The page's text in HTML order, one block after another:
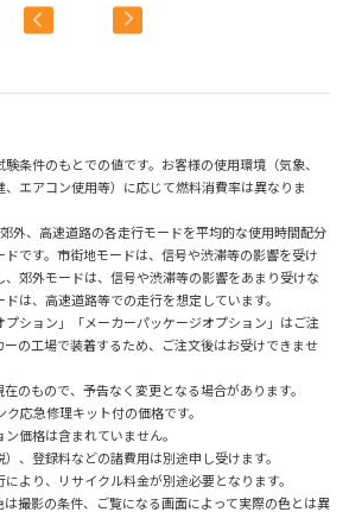
条件のもとでの値です。お客様の使用環境（気象、
エアコン使用等）に応じて燃料消費率は異なりま
外、高速道路の各走行モードを平均的な使用時間配分
です。市街地モードは、信号や渋滞等の影響を受け
郊外モードは、信号や渋滞等の影響をあまり受けな
は、高速道路等での走行を想定しています。
ション」「メーカーパッケージオプション」はご注
の工場で装着するため、ご注文後はお受けできませ
のもので、予告なく変更となる場合があります。
応急修理キット付の価格です。
価格は含まれていません。
、登録料などの諸費用は別途申し受けます。
より、リサイクル料金が別途必要となります。
撮影の条件、ご覧になる画面によって実際の色とは異